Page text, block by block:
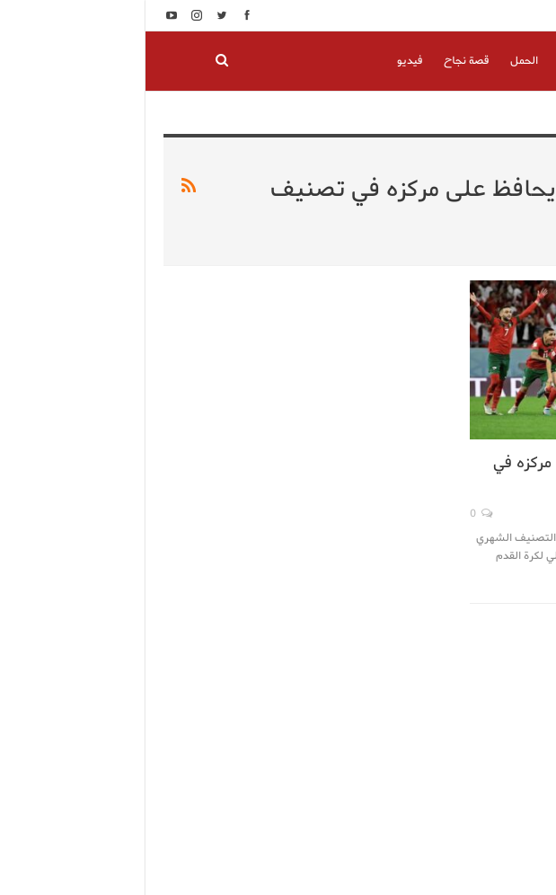
الحمل قصة نجاح فيديو
يحافظ على مركزه في تصنيف
في
المغربي على مركزه 13 في التصنيف الشهري
لكرة القدم